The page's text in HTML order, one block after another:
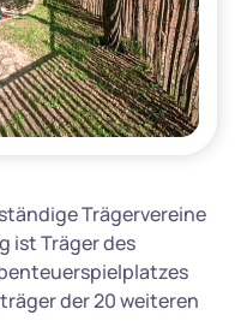
Trägervereine
ist Träger des
der 20 weiteren